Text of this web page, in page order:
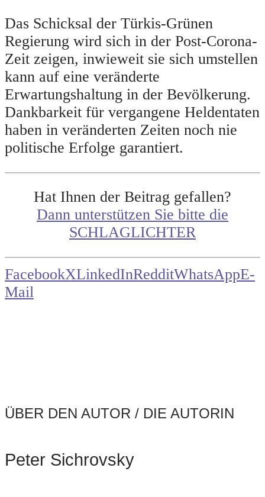
Das Schicksal der Türkis-Grünen
Regierung wird sich in der Post-Corona-
Zeit zeigen, inwieweit sie sich umstellen
kann auf eine veränderte
Erwartungshaltung in der Bevölkerung.
Dankbarkeit für vergangene Heldentaten
haben in veränderten Zeiten noch nie
politische Erfolge garantiert.
Hat Ihnen der Beitrag gefallen?
Dann unterstützen Sie bitte die
SCHLAGLICHTER
FacebookXLinkedInRedditWhatsAppE-
Mail
ÜBER DEN AUTOR / DIE AUTORIN
Peter Sichrovsky